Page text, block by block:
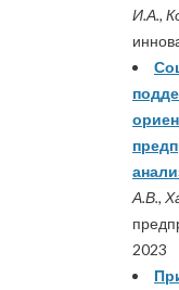
И.А.,
А.В.,
2023